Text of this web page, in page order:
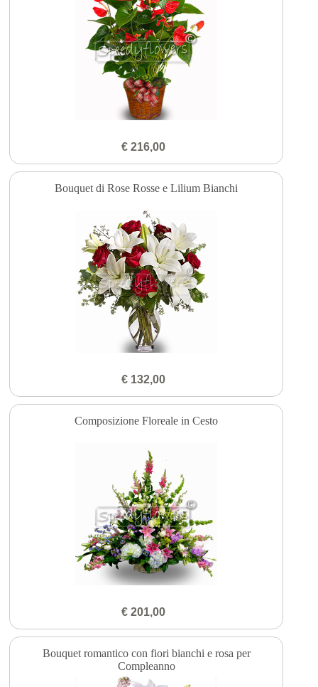
€ 216,00
Bouquet di Rose Rosse e Lilium Bianchi
€ 132,00
Composizione Floreale in Cesto
€ 201,00
Bouquet romantico con fiori bianchi e rosa per
Compleanno